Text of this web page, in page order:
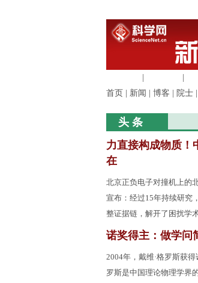
首页
新闻 博客 院士
头 条
力直接构成物质！
在
北京正负电子对撞机上的
宣布：经过15年持续研究
整证据链，解开了困扰学
诺奖得主：做学问
2004年，戴维·格罗斯获
罗斯是中国理论物理学界